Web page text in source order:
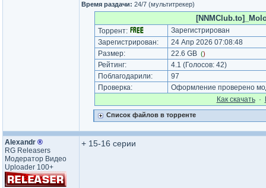
Время раздачи: 24/7 (мультитрекер)
Торрент:
Зарегистрирован
Зарегистрирован:
24 Апр 2026 07:08:48
Размер:
22.6 GB ()
Рейтинг: 4.1 (Голосов: 42)
Поблагодарили:
97
Проверка:
Оформление проверено
Как cкачать·
Список файлов в торренте
Аlехаndr ®
RG Releasers
Модератор Видео
Uploader 100+
+ 15-16 серии